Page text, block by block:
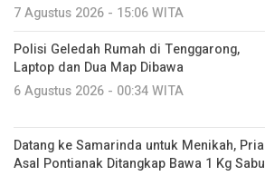
7 Agustus 2026 - 15:06 WITA
Polisi Geledah Rumah di Tenggarong,
Laptop dan Dua Map Dibawa
6 Agustus 2026 - 00:34 WITA
Datang ke Samarinda untuk Menikah, Pria
Asal Pontianak Ditangkap Bawa 1 Kg Sabu